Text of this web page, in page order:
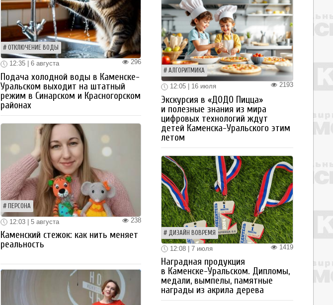
ОТКЛЮЧЕНИЕ ВОДЫ
296
12:35 | 6 августа
Подача холодной воды в Каменске-
Уральском выходит на штатный
режим в Синарском и Красногорском
районах
ПЕРСОНА
238
12:03 | 5 августа
Каменский стежок: как нить меняет
реальность
АЛГОРИТМИКА
2193
12:05 | 16 июля
Экскурсия в «ДОДО Пицца»
и полезные знания из мира
цифровых технологий ждут
детей Каменска-Уральского этим
летом
ДИЗАЙН ВОВРЕМЯ
1419
12:08 | 7 июля
Наградная продукция
в Каменске-Уральском. Дипломы,
медали, вымпелы, памятные
награды из акрила дерева